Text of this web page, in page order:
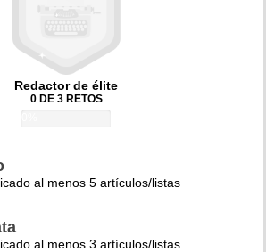
Redactor de élite
0 DE 3 RETOS
al menos 5 artículos/listas
al menos 3 artículos/listas